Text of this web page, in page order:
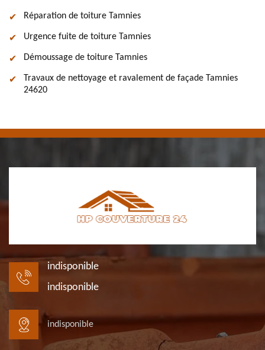
Réparation de toiture Tamnies
Urgence fuite de toiture Tamnies
Démoussage de toiture Tamnies
Travaux de nettoyage et ravalement de façade Tamnies
24620
indisponible
indisponible
indisponible